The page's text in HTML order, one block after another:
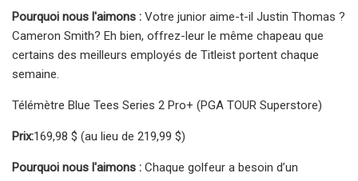
Pourquoi nous l'aimons : Votre junior aime-t-il Justin Thomas ?
Cameron Smith? Eh bien, offrez-leur le même chapeau que
certains des meilleurs employés de Titleist portent chaque
semaine.
Télémètre Blue Tees Series 2 Pro+ (PGA TOUR Superstore)
Prix:169,98 $ (au lieu de 219,99 $)
Pourquoi nous l'aimons : Chaque golfeur a besoin d’un